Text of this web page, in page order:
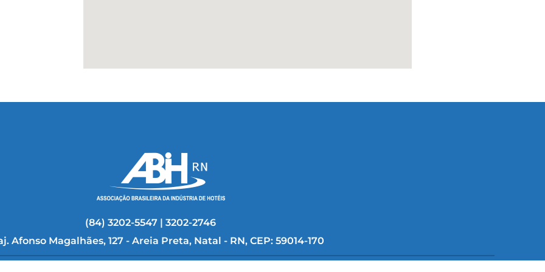
(84) 3202-5547 | 3202-2746
Afonso Magalhães, 127 - Areia Preta, Natal - RN, CEP: 59014-170